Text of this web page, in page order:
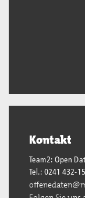
Kontakt
Team2: Open
Tel.: 0241 432-